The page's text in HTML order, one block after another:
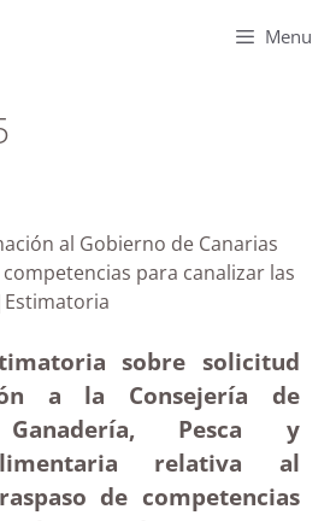
Menu
al Gobierno de Canarias
para canalizar las
|Estimatoria
sobre solicitud
a la Consejería de
Pesca y
relativa al
de competencias